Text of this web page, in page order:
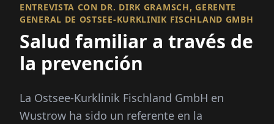
ENTREVISTA CON DR. DIRK GRAMSCH, GERENTE
GENERAL DE OSTSEE-KURKLINIK FISCHLAND GMBH
Salud familiar a través de
la prevención
La Ostsee-Kurklinik Fischland GmbH en
Wustrow ha sido un referente en la